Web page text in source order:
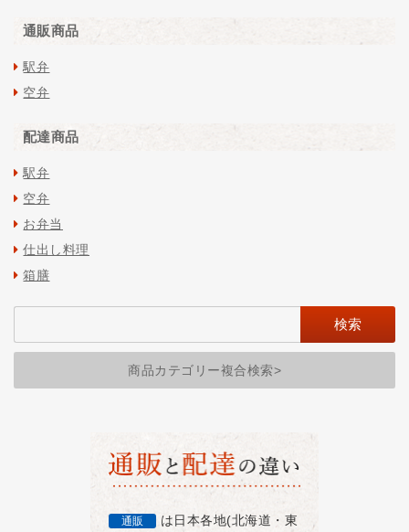
通販商品
駅弁
空弁
配達商品
駅弁
空弁
お弁当
仕出し料理
箱膳
商品カテゴリー複合検索>
通販 は日本各地(北海道・東